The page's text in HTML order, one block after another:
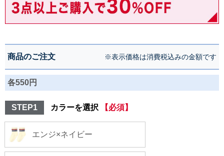
商品のご注文 ※表示価格は消費税込みの金額です
各550円
STEP1 カラーを選択 【必須】
エンジ×ネイビー